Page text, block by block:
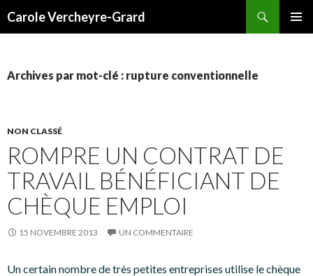
Carole Vercheyre-Grard
Archives par mot-clé : rupture conventionnelle
NON CLASSÉ
ROMPRE UN CONTRAT DE
TRAVAIL BÉNÉFICIANT DE
CHÈQUE EMPLOI
15 NOVEMBRE 2013 UN COMMENTAIRE
Un certain nombre de très petites entreprises utilise le chèque